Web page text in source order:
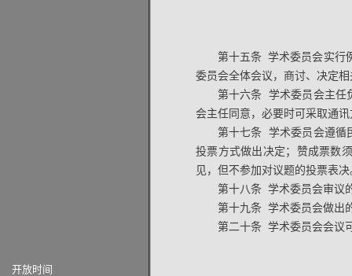
开放时间
第十五条 学术委员会实行
委员会全体会议，商讨、决定
第十六条 学术委员会主任
会主任同意，必要时可采取通
第十七条 学术委员会遵循
投票方式做出决定；赞成票数
见，但不参加对议题的投票表决
第十八条 学术委员会审议
第十九条 学术委员会做出
第二十条 学术委员会会议